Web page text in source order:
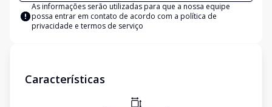
As informações serão utilizadas para que a nossa equipe
possa entrar em contato de acordo com a política de
privacidade e termos de serviço
Características